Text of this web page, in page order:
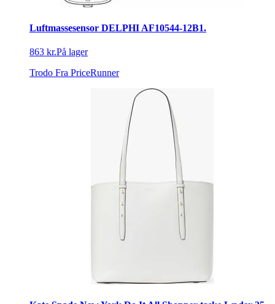
Luftmassesensor DELPHI AF10544-12B1.
863 kr.På lager
Trodo Fra PriceRunner